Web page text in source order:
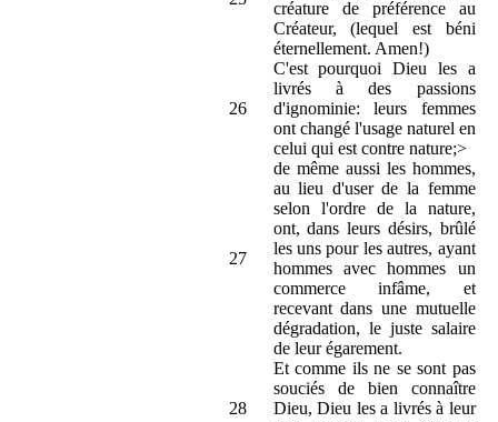
créature de préférence au
Créateur, (lequel est béni
éternellement. Amen!)
26
C'est pourquoi Dieu les a
livrés à des passions
d'ignominie: leurs femmes
ont changé l'usage naturel en
celui qui est contre nature;>
27
de même aussi les hommes,
au lieu d'user de la femme
selon l'ordre de la nature,
ont, dans leurs désirs, brûlé
les uns pour les autres, ayant
hommes avec hommes un
commerce infâme, et
recevant dans une mutuelle
dégradation, le juste salaire
de leur égarement.
28
Et comme ils ne se sont pas
souciés de bien connaître
Dieu, Dieu les a livrés à leur